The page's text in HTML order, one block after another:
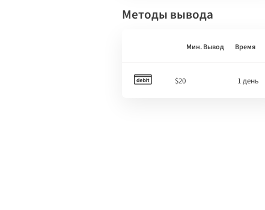
Методы вывода
Мин. Вывод Время
$20 1 день